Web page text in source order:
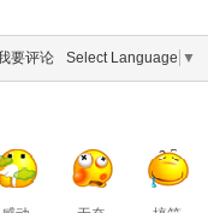
要评论 Select Language ▼